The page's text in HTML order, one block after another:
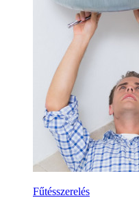
Fűtésszerelés